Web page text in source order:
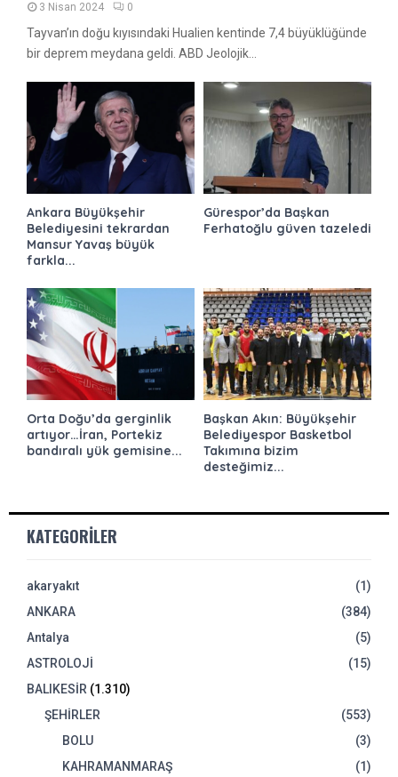
3 Nisan 2024 0
Tayvan’ın doğu kıyısındaki Hualien kentinde 7,4 büyüklüğünde
bir deprem meydana geldi. ABD Jeolojik...
Ankara Büyükşehir
Belediyesini tekrardan
Mansur Yavaş büyük
farkla...
Gürespor’da Başkan
Ferhatoğlu güven tazeledi
Orta Doğu’da gerginlik
artıyor…İran, Portekiz
bandıralı yük gemisine...
Başkan Akın: Büyükşehir
Belediyespor Basketbol
Takımına bizim
desteğimiz...
KATEGORILER
akaryakıt
(1)
ANKARA
(384)
Antalya
(5)
ASTROLOJİ
(15)
BALIKESİR (1.310)
ŞEHİRLER
(553)
BOLU
(3)
KAHRAMANMARAŞ
(1)